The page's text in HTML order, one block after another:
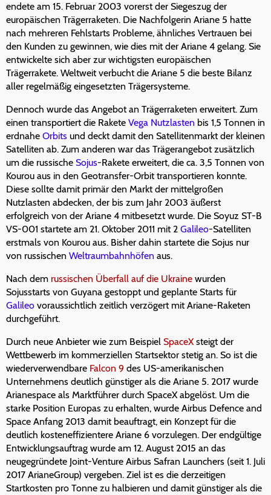
endete am 15. Februar 2003 vorerst der Siegeszug der
europäischen Trägerraketen. Die Nachfolgerin Ariane 5 hatte
nach mehreren Fehlstarts Probleme, ähnliches Vertrauen bei
den Kunden zu gewinnen, wie dies mit der Ariane 4 gelang. Sie
entwickelte sich aber zur wichtigsten europäischen
Trägerrakete. Weltweit verbucht die Ariane 5 die beste Bilanz
aller regelmäßig eingesetzten Trägersysteme.
Dennoch wurde das Angebot an Trägerraketen erweitert. Zum
einen transportiert die Rakete Vega Nutzlasten bis 1,5 Tonnen in
erdnahe Orbits und deckt damit den Satellitenmarkt der kleinen
Satelliten ab. Zum anderen war das Trägerangebot zusätzlich
um die russische Sojus-Rakete erweitert, die ca. 3,5 Tonnen von
Kourou aus in den Geotransfer-Orbit transportieren konnte.
Diese sollte damit primär den Markt der mittelgroßen
Nutzlasten abdecken, der bis zum Jahr 2003 äußerst
erfolgreich von der Ariane 4 mitbesetzt wurde. Die Soyuz ST-B
VS-001 startete am 21. Oktober 2011 mit 2 Galileo-Satelliten
erstmals von Kourou aus. Bisher dahin startete die Sojus nur
von russischen Weltraumbahnhöfen aus.
Nach dem russischen Überfall auf die Ukraine wurden
Sojusstarts von Guyana gestoppt und geplante Starts für
Galileo voraussichtlich zeitlich verzögert mit Ariane-Raketen
durchgeführt.
Durch neue Anbieter wie zum Beispiel SpaceXsteigt der
Wettbewerb im kommerziellen Startsektor stetig an. So ist die
wiederverwendbare Falcon 9 des US-amerikanischen
Unternehmens deutlich günstiger als die Ariane 5. 2017 wurde
Arianespace als Marktführer durch SpaceX abgelöst. Um die
starke Position Europas zu erhalten, wurde Airbus Defence and
Space Anfang 2013 damit beauftragt, ein Konzept für die
deutlich kosteneffizientere Ariane 6 vorzulegen. Der endgültige
Entwicklungsauftrag wurde am 12. August 2015 an das
neugegründete Joint-Venture Airbus Safran Launchers (seit 1. Juli
2017 ArianeGroup) vergeben. Ziel ist es die derzeitigen
Startkosten pro Tonne zu halbieren und damit günstiger als die